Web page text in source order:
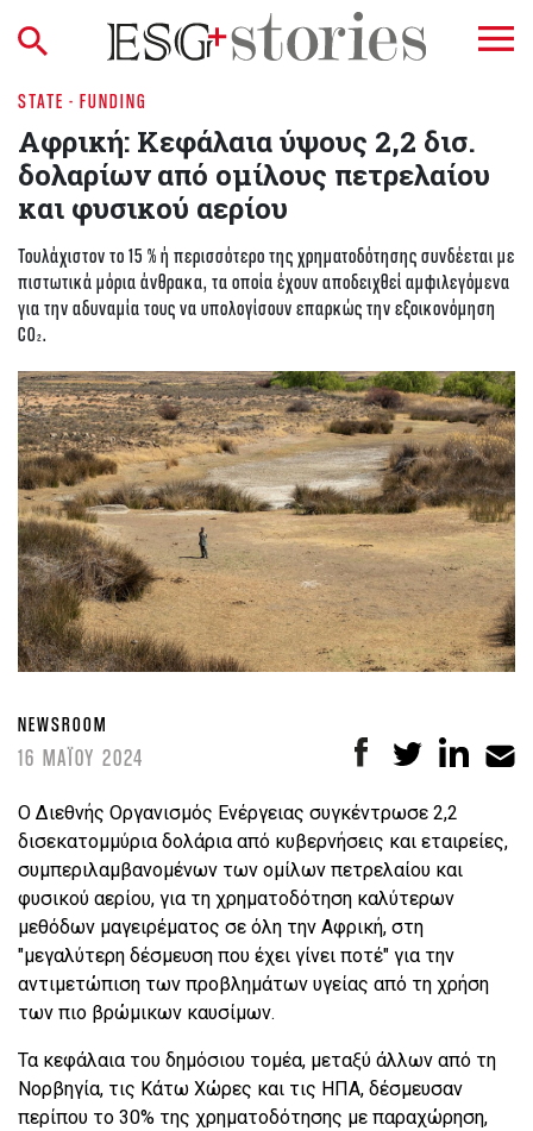
STATE - FUNDING
Αφρική: Κεφάλαια ύψους 2,2 δισ.
δολαρίων από ομίλους πετρελαίου
και φυσικού αερίου
Τουλάχιστον το 15 % ή περισσότερο της χρηματοδότησης συνδέεται με
πιστωτικά μόρια άνθρακα, τα οποία έχουν αποδειχθεί αμφιλεγόμενα
για την αδυναμία τους να υπολογίσουν επαρκώς την εξοικονόμηση
CO₂.
NEWSROOM
16 ΜΑΪΟΥ 2024
Ο Διεθνής Οργανισμός Ενέργειας συγκέντρωσε 2,2
δισεκατομμύρια δολάρια από κυβερνήσεις και εταιρείες,
συμπεριλαμβανομένων των ομίλων πετρελαίου και
φυσικού αερίου, για τη χρηματοδότηση καλύτερων
μεθόδων μαγειρέματος σε όλη την Αφρική, στη
"μεγαλύτερη δέσμευση που έχει γίνει ποτέ" για την
αντιμετώπιση των προβλημάτων υγείας από τη χρήση
των πιο βρώμικων καυσίμων.
Τα κεφάλαια του δημόσιου τομέα, μεταξύ άλλων από τη
Νορβηγία, τις Κάτω Χώρες και τις ΗΠΑ, δέσμευσαν
περίπου το 30% της χρηματοδότησης με παραχώρηση,